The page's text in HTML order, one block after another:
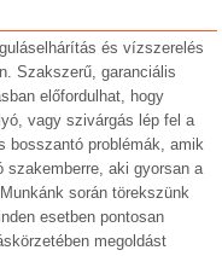
és vízszerelés
Szakszerű, garanciális
előfordulhat, hogy
vagy szivárgás lép fel a
bosszantó problémák, amik
szakemberre, aki gyorsan a
során törekszünk
esetben pontosan
megoldást